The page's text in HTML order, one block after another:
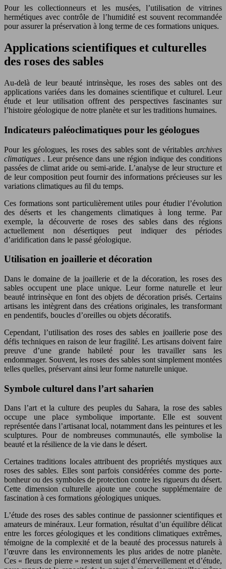
Pour les collectionneurs et les musées, l’utilisation de vitrines
hermétiques avec contrôle de l’humidité est souvent recommandée
pour assurer la préservation à long terme de ces formations uniques.
Applications scientifiques et culturelles
des roses des sables
Au-delà de leur beauté intrinsèque, les roses des sables ont des
applications variées dans les domaines scientifique et culturel. Leur
étude et leur utilisation offrent des perspectives fascinantes sur
l’histoire géologique de notre planète et sur les traditions humaines.
Indicateurs paléoclimatiques pour les géologues
Pour les géologues, les roses des sables sont de véritables archives
climatiques . Leur présence dans une région indique des conditions
passées de climat aride ou semi-aride. L’analyse de leur structure et
de leur composition peut fournir des informations précieuses sur les
variations climatiques au fil du temps.
Ces formations sont particulièrement utiles pour étudier l’évolution
des déserts et les changements climatiques à long terme. Par
exemple, la découverte de roses des sables dans des régions
actuellement non désertiques peut indiquer des périodes
d’aridification dans le passé géologique.
Utilisation en joaillerie et décoration
Dans le domaine de la joaillerie et de la décoration, les roses des
sables occupent une place unique. Leur forme naturelle et leur
beauté intrinsèque en font des objets de décoration prisés. Certains
artisans les intègrent dans des créations originales, les transformant
en pendentifs, boucles d’oreilles ou objets décoratifs.
Cependant, l’utilisation des roses des sables en joaillerie pose des
défis techniques en raison de leur fragilité. Les artisans doivent faire
preuve d’une grande habileté pour les travailler sans les
endommager. Souvent, les roses des sables sont simplement montées
telles quelles, préservant ainsi leur forme naturelle unique.
Symbole culturel dans l’art saharien
Dans l’art et la culture des peuples du Sahara, la rose des sables
occupe une place symbolique importante. Elle est souvent
représentée dans l’artisanat local, notamment dans les peintures et les
sculptures. Pour de nombreuses communautés, elle symbolise la
beauté et la résilience de la vie dans le désert.
Certaines traditions locales attribuent des propriétés mystiques aux
roses des sables. Elles sont parfois considérées comme des porte-
bonheur ou des symboles de protection contre les rigueurs du désert.
Cette dimension culturelle ajoute une couche supplémentaire de
fascination à ces formations géologiques uniques.
L’étude des roses des sables continue de passionner scientifiques et
amateurs de minéraux. Leur formation, résultat d’un équilibre délicat
entre les forces géologiques et les conditions climatiques extrêmes,
témoigne de la complexité et de la beauté des processus naturels à
l’œuvre dans les environnements les plus arides de notre planète.
Ces « fleurs de pierre » restent un sujet d’émerveillement et d’étude,